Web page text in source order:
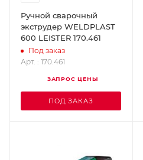
Ручной сварочный
экструдер WELDPLAST
600 LEISTER 170.461
Под заказ
Арт. : 170.461
ЗАПРОС ЦЕНЫ
ПОД ЗАКАЗ